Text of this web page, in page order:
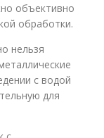
объективно
обработки.
нельзя
с водой
для